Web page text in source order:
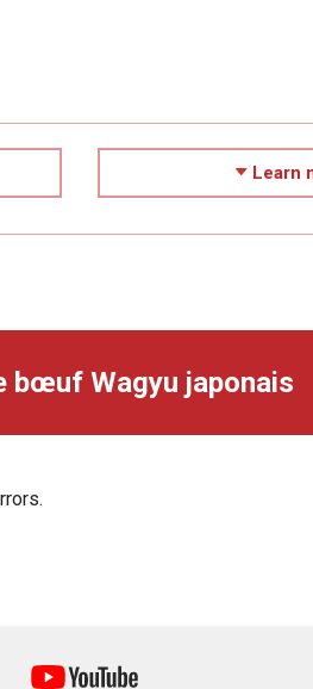
Learn
bœuf Wagyu japonais